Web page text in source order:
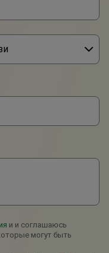
и и соглашаюсь
могут быть